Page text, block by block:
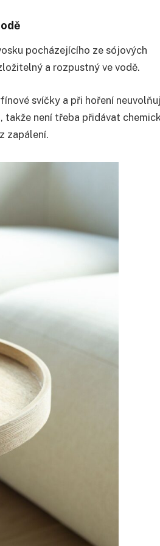
pocházejícího ze sójových
a rozpustný ve vodě.
svíčky a při hoření
takže není třeba přidávat
zapálení.